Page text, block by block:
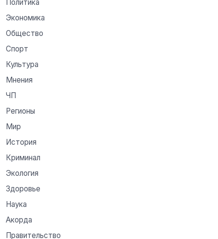
Политика
Экономика
Общество
Спорт
Культура
Мнения
ЧП
Регионы
Мир
История
Криминал
Экология
Здоровье
Наука
Акорда
Правительство